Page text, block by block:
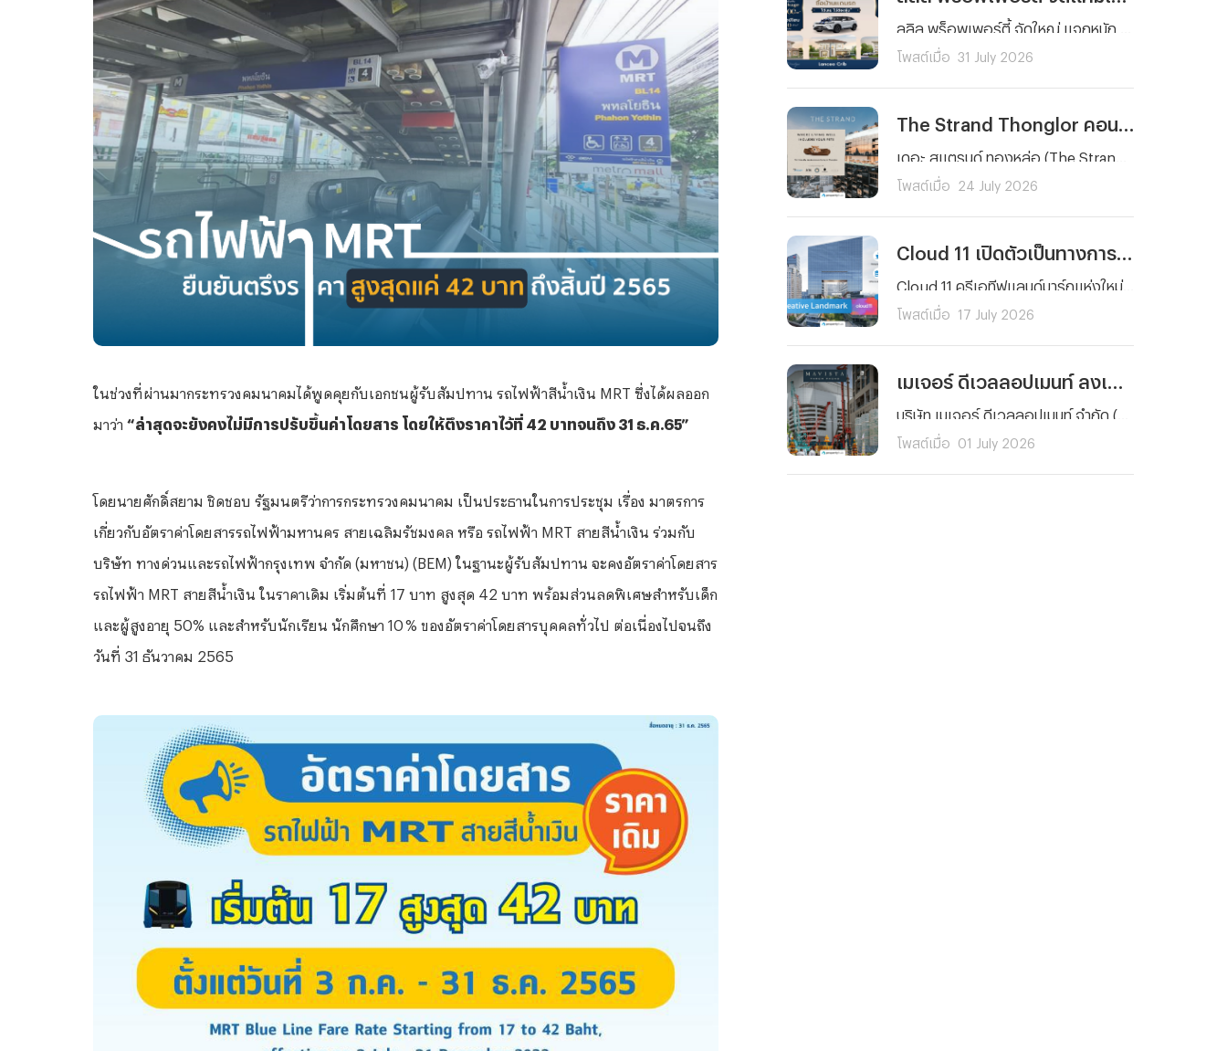
ในช่วงที่ผ่านมากระทรวงคมนาคมได้พูดคุยกับเอกชนผู้รับสัมปทาน รถไฟฟ้าสีน้ำเงิน MRT ซึ่งได้ผลออก
มาว่า “ล่าสุดจะยังคงไม่มีการปรับขึ้นค่าโดยสาร โดยให้ตึงราคาไว้ที่ 42 บาทจนถึง 31 ธ.ค.65”
โดยนายศักดิ์สยาม ชิดชอบ รัฐมนตรีว่าการกระทรวงคมนาคม เป็นประธานในการประชุม เรื่อง มาตรการ
เกี่ยวกับอัตราค่าโดยสารรถไฟฟ้ามหานคร สายเฉลิมรัชมงคล หรือ รถไฟฟ้า MRT สายสีน้ำเงิน ร่วมกับ
บริษัท ทางด่วนและรถไฟฟ้ากรุงเทพ จำกัด (มหาชน) (BEM) ในฐานะผู้รับสัมปทาน จะคงอัตราค่าโดยสาร
รถไฟฟ้า MRT สายสีน้ำเงิน ในราคาเดิม เริ่มต้นที่ 17 บาท สูงสุด 42 บาท พร้อมส่วนลดพิเศษสำหรับเด็ก
และผู้สูงอายุ 50% และสำหรับนักเรียน นักศึกษา 10 % ของอัตราค่าโดยสารบุคคลทั่วไป ต่อเนื่องไปจนถึง
วันที่ 31 ธันวาคม 2565
โพสต์เมื่อ 31 July 2026
โพสต์เมื่อ 24 July 2026
โพสต์เมื่อ 17 July 2026
โพสต์เมื่อ 01 July 2026